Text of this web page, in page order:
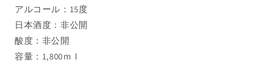
アルコール：15度
日本酒度：非公開
酸度：非公開
容量：1,800ｍｌ